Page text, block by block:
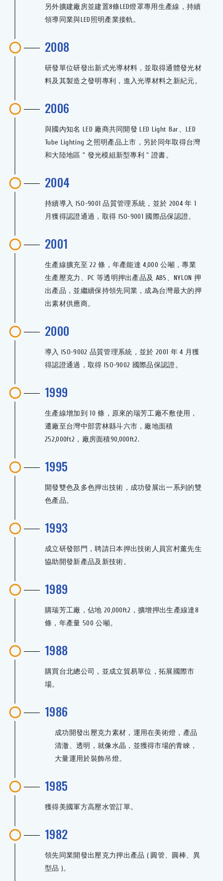
另外擴建廠房並建置8條LED燈罩專用生產線，持續
領導同業與LED照明產業接軌。
2008
研發單位研發出新式光導材料，並取得通體發光材
料及其製造之發明專利，進入光導材料之新紀元。
2006
與國內知名 LED 廠商共同開發 LED Light Bar、LED
Tube Lighting 之照明產品上市，另於同年取得台灣
和大陸地區 " 發光模組新型專利 " 證書。
2004
持續導入 ISO-9001 品質管理系統，並於 2004 年 1
月獲得認證通過，取得 ISO-9001 國際品保認證。
2001
生產線擴充至 22 條，年產能達 4,000 公噸，專業
生產壓克力、PC 等透明押出產品及 ABS、NYLON 押
出產品，並繼續保持領先同業，成為台灣最大的押
出素材供應商。
2000
導入 ISO-9002 品質管理系統，並於 2001 年 4 月獲
得認證通過，取得 ISO-9002 國際品保認證。
1999
生產線增加到 10 條，原來的瑞芳工廠不敷使用，
遷廠至台灣中部雲林縣斗六市，廠地面積
252,000ft2，廠房面積90,000ft2.
1995
開發雙色及多色押出技術，成功發展出一系列的雙
色產品。
1993
成立研發部門，聘請日本押出技術人員宮村薰先生
協助開發新產品及新技術。
1989
購瑞芳工廠，佔地 20,000ft2，擴增押出生產線達8
條，年產量 500 公噸。
1988
購買台北總公司，並成立貿易單位，拓展國際市
場。
1986
成功開發出壓克力素材，運用在美術燈，產品
清澈、透明，就像水晶，並獲得市場的青睞，
大量運用於裝飾吊燈。
1985
獲得美國軍方高壓水管訂單。
1982
領先同業開發出壓克力押出產品 ( 圓管、圓棒、異
型品 )。